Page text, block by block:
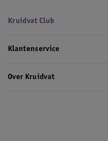
Kruidvat Club
Klantenservice
Over Kruidvat